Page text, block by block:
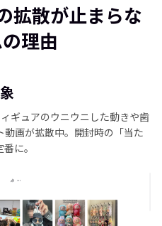
拡散が止まらな
理由
ギュアのウニウニした動きや歯
画が拡散中。開封時の「当た
に。